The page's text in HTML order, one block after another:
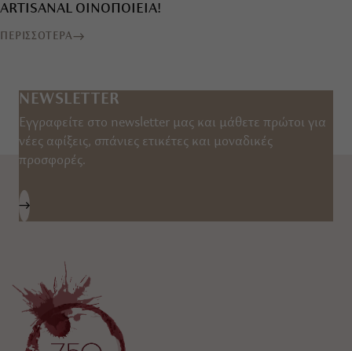
ARTISANAL ΟΙΝΟΠΟΙΕΙΑ!
ΠΕΡΙΣΣΟΤΕΡΑ
NEWSLETTER
Εγγραφείτε στο newsletter μας και μάθετε πρώτοι για
νέες αφίξεις, σπάνιες ετικέτες και μοναδικές
προσφορές.